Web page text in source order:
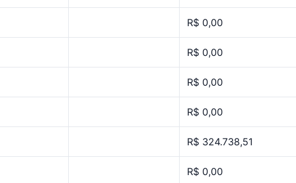
R$ 0,00
R$ 0,00
R$ 0,00
R$ 0,00
R$ 324.738,51
R$ 0,00